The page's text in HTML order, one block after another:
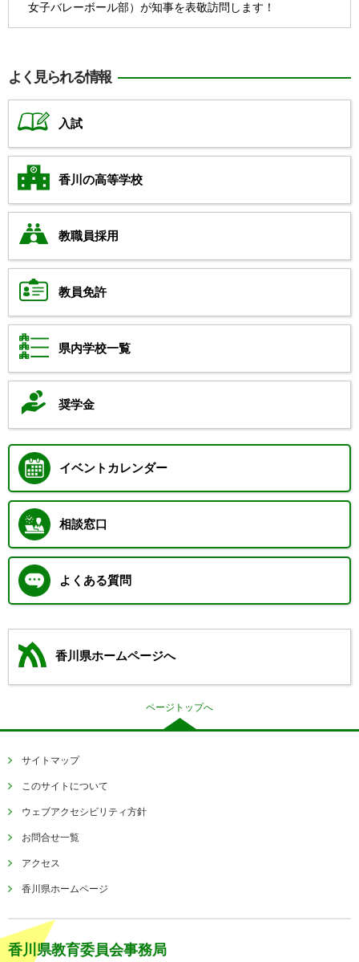
女子バレーボール部）が知事を表敬訪問します！
よく見られる情報
入試
香川の高等学校
教職員採用
教員免許
県内学校一覧
奨学金
イベントカレンダー
相談窓口
よくある質問
香川県ホームページへ
ページトップへ
サイトマップ
このサイトについて
ウェブアクセシビリティ方針
お問合せ一覧
アクセス
香川県ホームページ
香川県教育委員会事務局